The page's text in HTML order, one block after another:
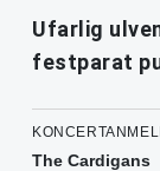
Ufarlig
festparat
The Cardigans